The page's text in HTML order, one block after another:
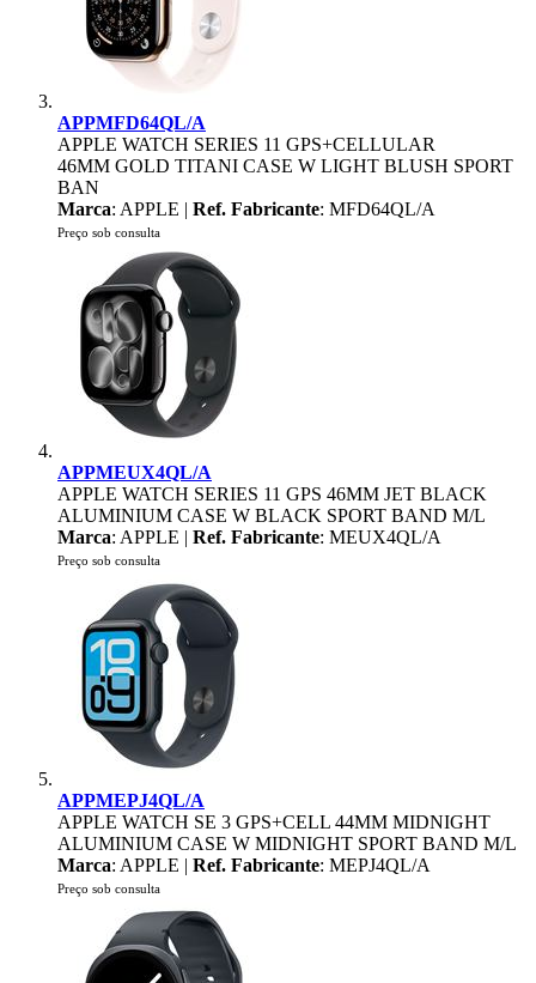
APPMFD64QL/A
APPLE WATCH SERIES 11 GPS+CELLULAR
46MM GOLD TITANI CASE W LIGHT BLUSH SPORT
BAN
Marca: APPLE | Ref. Fabricante: MFD64QL/A
Preço sob consulta
APPMEUX4QL/A
APPLE WATCH SERIES 11 GPS 46MM JET BLACK
ALUMINIUM CASE W BLACK SPORT BAND M/L
Marca: APPLE | Ref. Fabricante: MEUX4QL/A
Preço sob consulta
APPMEPJ4QL/A
APPLE WATCH SE 3 GPS+CELL 44MM MIDNIGHT
ALUMINIUM CASE W MIDNIGHT SPORT BAND M/L
Marca: APPLE | Ref. Fabricante: MEPJ4QL/A
Preço sob consulta